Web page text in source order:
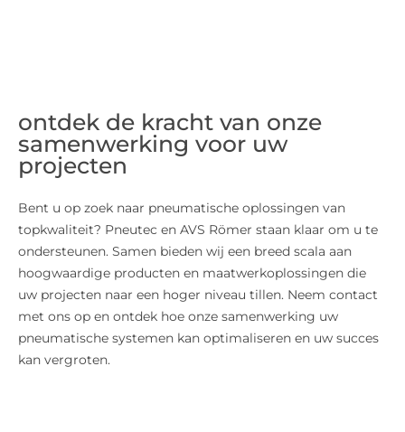
ontdek de kracht van onze
samenwerking voor uw
projecten
Bent u op zoek naar pneumatische oplossingen van
topkwaliteit? Pneutec en AVS Römer staan klaar om u te
ondersteunen. Samen bieden wij een breed scala aan
hoogwaardige producten en maatwerkoplossingen die
uw projecten naar een hoger niveau tillen. Neem contact
met ons op en ontdek hoe onze samenwerking uw
pneumatische systemen kan optimaliseren en uw succes
kan vergroten.